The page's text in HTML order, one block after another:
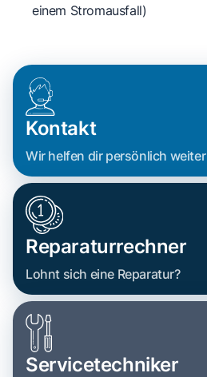
einem Stromausfall)
Kontakt
Wir helfen dir persönlich weiter
Reparaturrechner
Lohnt sich eine Reparatur?
Servicetechniker